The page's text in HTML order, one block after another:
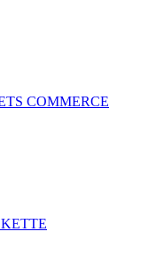
COMMERCE